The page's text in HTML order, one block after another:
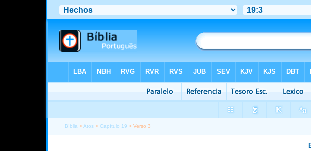
Bíblia >Atos >Capítulo 19 > Verso 3